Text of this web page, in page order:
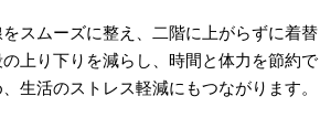
スムーズに整え、二階に上がらずに着替
上り下りを減らし、時間と体力を節約で
生活のストレス軽減にもつながります。